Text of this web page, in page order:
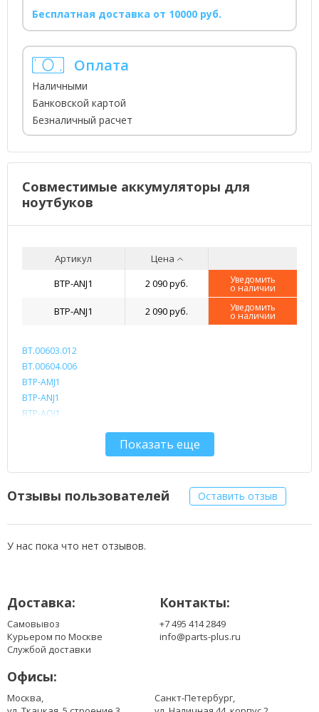
Бесплатная доставка от 10000 руб.
Оплата
Наличными
Банковской картой
Безналичный расчет
Совместимые аккумуляторы для
ноутбуков
Артикул
Цена
BTP-ANJ1
2 090 руб. Уведомить
о наличии
BTP-ANJ1 2 090 руб. Уведомить
о наличии
BT.00603.012
BT.00604.006
BTP-AMJ1
BTP-ANJ1
BTP-AOJ1
BTP-AS3620
BTP-ASJ1
BTP-BQJ1
MS2180
Показать еще
Отзывы пользователей Оставить отзыв
У нас пока что нет отзывов.
Доставка:
Самовывоз
Курьером по Москве
Службой доставки
Контакты:
+7 495 414 2849
info@parts-plus.ru
Офисы:
Москва,
Санкт-Петербург,